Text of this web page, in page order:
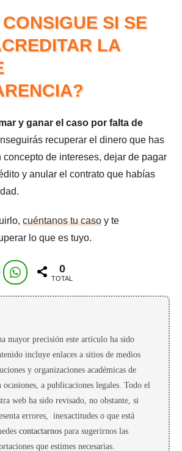
SI SE
LA
y ganar el caso por falta de
recuperar el dinero que has
concepto de intereses, dejar de pagar
y anular el contrato que habías
cuéntanos tu caso y te
lo que es tuyo.
0
TOTAL
mayor precisión este artículo ha sido
incluye enlaces a sitios de medios
y organizaciones académicas de
a publicaciones legales. Todo el
web ha sido revisado, no obstante, si
errores, inexactitudes o que está
contactarnos para sugerirnos las
que estimes necesarias.